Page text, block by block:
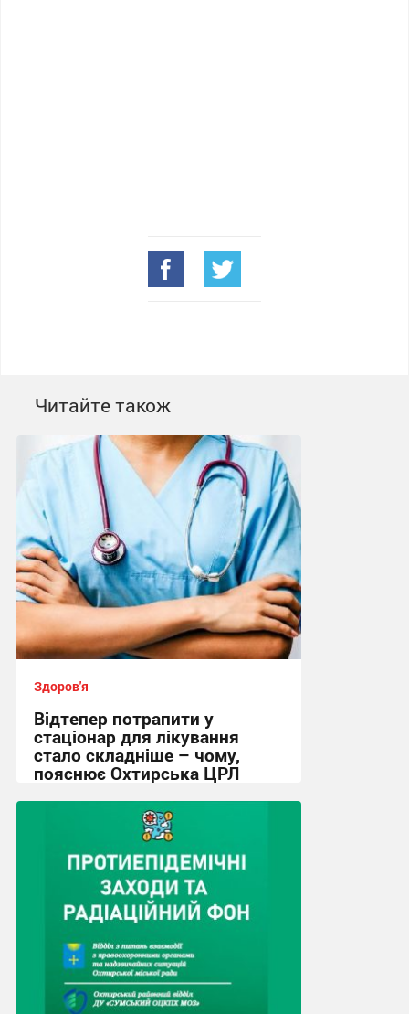
Читайте також
Здоров'я
Відтепер потрапити у
стаціонар для лікування
стало складніше – чому,
пояснює Охтирська ЦРЛ